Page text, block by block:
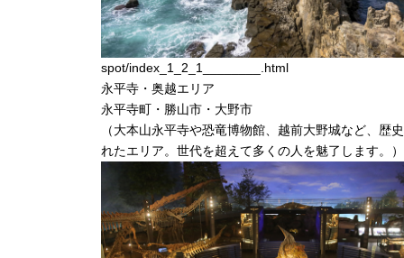
spot/index_1_2_1________.html
永平寺・奥越エリア
永平寺町・勝山市・大野市
（大本山永平寺や恐竜博物館、越前大野城など、歴
れたエリア。世代を超えて多くの人を魅了します。
）